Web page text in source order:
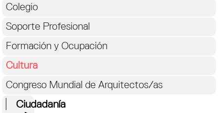
Colegio
Soporte Profesional
Formación y Ocupación
Cultura
Congreso Mundial de Arquitectos/as
Ciudadanía